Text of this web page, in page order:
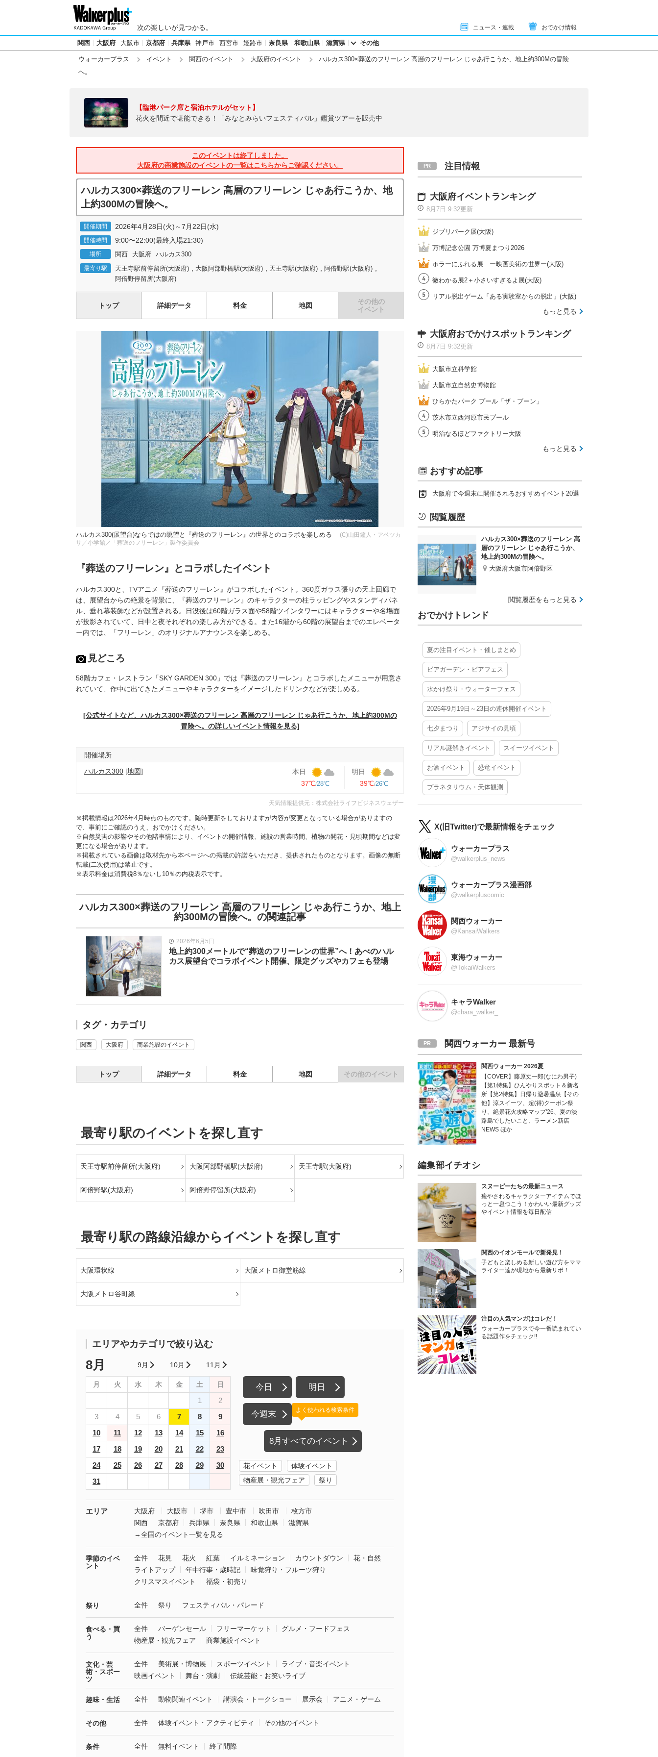
次の楽しいが見つかる。 ニュース・連載 おでかけ情報
関西 大阪府 大阪市 京都府 兵庫県 神戸市 西宮市 姫路市 奈良県 和歌山県 滋賀県 その他
ウォーカープラス イベント 関西のイベント 大阪府のイベント
ハルカス300×葬送のフリーレン 高層のフリーレン じゃあ行こうか、地上約300Mの冒険
へ。
【臨港パーク席と宿泊ホテルがセット】
花火を間近で堪能できる！「みなとみらいフェスティバル」鑑賞ツアーを販売中
このイベントは終了しました。
大阪府の商業施設のイベントの一覧はこちらからご確認ください。
ハルカス300×葬送のフリーレン 高層のフリーレン じゃあ行こうか、地
上約300Mの冒険へ。
開催期間 2026年4月28日(火)～7月22日(水)
開催時間 9:00〜22:00(最終入場21:30)
場所 関西 大阪府 ハルカス300
最寄り駅 天王寺駅前停留所(大阪府) 大阪阿部野橋駅(大阪府) 天王寺駅(大阪府) 阿倍野駅(大阪府)
阿倍野停留所(大阪府)
トップ 詳細データ 料金 地図
その他の
イベント
ハルカス300(展望台)ならではの眺望と『葬送のフリーレン』の世界とのコラボを楽しめる
(C)山田鐘人・アベツカ
サ／小学館／「葬送のフリーレン」製作委員会
『葬送のフリーレン』とコラボしたイベント
ハルカス300と、TVアニメ『葬送のフリーレン』がコラボしたイベント。360度ガラス張りの天上回廊で
は、展望台からの絶景を背景に、『葬送のフリーレン』のキャラクターの柱ラッピングやスタンディパネ
ル、垂れ幕装飾などが設置される。日没後は60階ガラス面や58階ツインタワーにはキャラクターや名場面
が投影されていて、日中と夜それぞれの楽しみ方ができる。また16階から60階の展望台までのエレベータ
ー内では、「フリーレン」のオリジナルアナウンスを楽しめる。
見どころ
58階カフェ・レストラン「SKY GARDEN 300」では『葬送のフリーレン』とコラボしたメニューが用意さ
れていて、作中に出てきたメニューやキャラクターをイメージしたドリンクなどが楽しめる。
[公式サイトなど、ハルカス300×葬送のフリーレン 高層のフリーレン じゃあ行こうか、地上約300Mの
冒険へ。の詳しいイベント情報を見る]
開催場所
ハルカス300 [地図]
本日
37℃ 28℃
明日
39℃ 26℃
天気情報提供元：株式会社ライフビジネスウェザー
※掲載情報は2026年4月時点のものです。随時更新をしておりますが内容が変更となっている場合がありますの
で、事前にご確認のうえ、おでかけください。
※自然災害の影響やその他諸事情により、イベントの開催情報、施設の営業時間、植物の開花・見頃期間などは変
更になる場合があります。
※掲載されている画像は取材先から本ページへの掲載の許諾をいただき、提供されたものとなります。画像の無断
転載(二次使用)は禁止です。
※表示料金は消費税8％ないし10％の内税表示です。
ハルカス300×葬送のフリーレン 高層のフリーレン じゃあ行こうか、地上
約300Mの冒険へ。の関連記事
2026年6月5日
地上約300メートルで“葬送のフリーレンの世界”へ！あべのハル
カス展望台でコラボイベント開催、限定グッズやカフェも登場
タグ・カテゴリ
関西 大阪府 商業施設のイベント
トップ 詳細データ 料金 地図 その他のイベント
最寄り駅のイベントを探し直す
天王寺駅前停留所(大阪府) 大阪阿部野橋駅(大阪府) 天王寺駅(大阪府)
阿倍野駅(大阪府) 阿倍野停留所(大阪府)
最寄り駅の路線沿線からイベントを探し直す
大阪環状線 大阪メトロ御堂筋線
大阪メトロ谷町線
エリアやカテゴリで絞り込む
8月 9月 10月 11月
月 火 水 木 金 土 日
1
2
3
4 5 6 7 8
9
10
11 12 13 14 15
16
17
18 19 20 21 22
23
24
25 26 27 28 29
30
31
今日 明日
今週末
8月すべてのイベント
よく使われる検索条件
花イベント
体験イベント
物産展・観光フェア
祭り
エリア 大阪府 大阪市 堺市 豊中市 吹田市
枚方市
関西
京都府 兵庫県 奈良県 和歌山県
滋賀県
→全国のイベント一覧を見る
季節のイベ
ント
全件 花見 花火 紅葉 イルミネーション カウントダウン
花・自然
ライトアップ
年中行事・歳時記
味覚狩り・フルーツ狩り
クリスマスイベント
福袋・初売り
祭り 全件 祭り フェスティバル・パレード
食べる・買
う
全件 バーゲンセール フリーマーケット
グルメ・フードフェス
物産展・観光フェア
商業施設イベント
文化・芸
術・スポー
ツ
全件 美術展・博物展 スポーツイベント
ライブ・音楽イベント
映画イベント
舞台・演劇 伝統芸能・お笑いライブ
趣味・生活 全件 動物関連イベント 講演会・トークショー 展示会 アニメ・ゲーム
その他 全件 体験イベント・アクティビティ その他のイベント
条件 全件 無料イベント 終了間際
注目情報
大阪府イベントランキング
8月7日 9:32更新
ジブリパーク展(大阪)
万博記念公園 万博夏まつり2026
ホラーにふれる展 ー映画美術の世界ー(大阪)
微わかる展2＋小さいすぎるよ展(大阪)
リアル脱出ゲーム「ある実験室からの脱出」(大阪)
もっと見る
大阪府おでかけスポットランキング
8月7日 9:32更新
大阪市立科学館
大阪市立自然史博物館
ひらかたパーク プール「ザ・ブーン」
茨木市立西河原市民プール
明治なるほどファクトリー大阪
もっと見る
おすすめ記事
大阪府で今週末に開催されるおすすめイベント20選
閲覧履歴
ハルカス300×葬送のフリーレン 高
層のフリーレン じゃあ行こうか、
地上約300Mの冒険へ。
大阪府大阪市阿倍野区
閲覧履歴をもっと見る
おでかけトレンド
夏の注目イベント・催しまとめ
ビアガーデン・ビアフェス
水かけ祭り・ウォーターフェス
2026年9月19日～23日の連休開催イベント
七夕まつり アジサイの見頃
リアル謎解きイベント スイーツイベント
お酒イベント 恐竜イベント
プラネタリウム・天体観測
X(旧Twitter)で最新情報をチェック
ウォーカープラス
@walkerplus_news
ウォーカープラス漫画部
@walkerpluscomic
関西ウォーカー
@KansaiWalkers
東海ウォーカー
@TokaiWalkers
キャラWalker
@chara_walker_
関西ウォーカー 最新号
関西ウォーカー 2026夏
【COVER】藤原丈一郎(なにわ男子)
【第1特集】ひんやりスポット＆新名
所【第2特集】日帰り避暑温泉【その
他】涼スイーツ、超(得)クーポン祭
り、絶景花火攻略マップ'26、夏の淡
路島でしたいこと、ラーメン新店
NEWS ほか
編集部イチオシ
スヌーピーたちの最新ニュース
癒やされるキャラクターアイテムでほ
っと一息つこう！かわいい最新グッズ
やイベント情報を毎日配信
関西のイオンモールで新発見！
子どもと楽しめる新しい遊び方をママ
ライター達が現地から最新リポ！
注目の人気マンガはコレだ！
ウォーカープラスで今一番読まれてい
る話題作をチェック!!